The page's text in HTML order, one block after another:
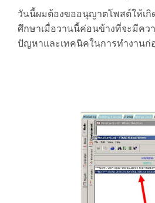
วันนี้ผมต้องขออนุญาตโพสต์ให้เกิ
ศึกษาเมื่อวานนี้ค่อนข้างที่จะมีคว
ปัญหาและเทคนิคในการทำงานก่